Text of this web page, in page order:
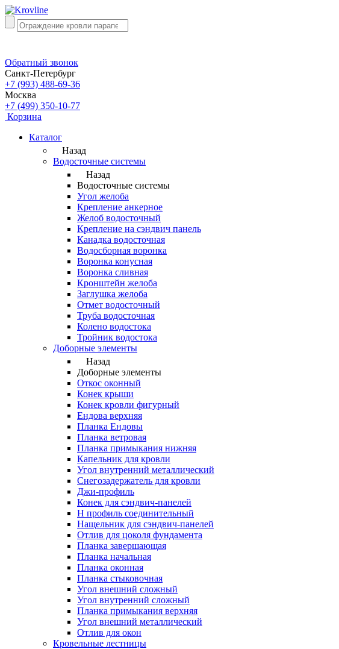
Обратный звонок
Санкт-Петербург
+7 (993) 488-69-36
Москва
+7 (499) 350-10-77
Корзина
Каталог
Назад
Водосточные системы
Назад
Водосточные системы
Угол желоба
Крепление анкерное
Желоб водосточный
Крепление на сэндвич панель
Канадка водосточная
Водосборная воронка
Воронка конусная
Воронка сливная
Кронштейн желоба
Заглушка желоба
Отмет водосточный
Труба водосточная
Колено водостока
Тройник водостока
Доборные элементы
Назад
Доборные элементы
Откос оконный
Конек крыши
Конек кровли фигурный
Ендова верхняя
Планка Ендовы
Планка ветровая
Планка примыкания нижняя
Капельник для кровли
Угол внутренний металлический
Снегозадержатель для кровли
Джи-профиль
Конек для сэндвич-панелей
Н профиль соединительный
Нащельник для сэндвич-панелей
Отлив для цоколя фундамента
Планка завершающая
Планка начальная
Планка оконная
Планка стыковочная
Угол внешний сложный
Угол внутренний сложный
Планка примыкания верхняя
Угол внешний металлический
Отлив для окон
Кровельные лестницы